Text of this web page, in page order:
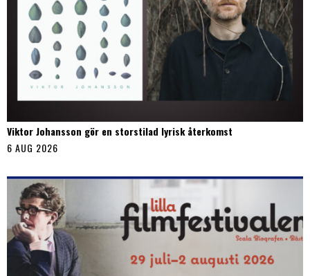
Viktor Johansson gör en storstilad lyrisk återkomst
6 AUG 2026